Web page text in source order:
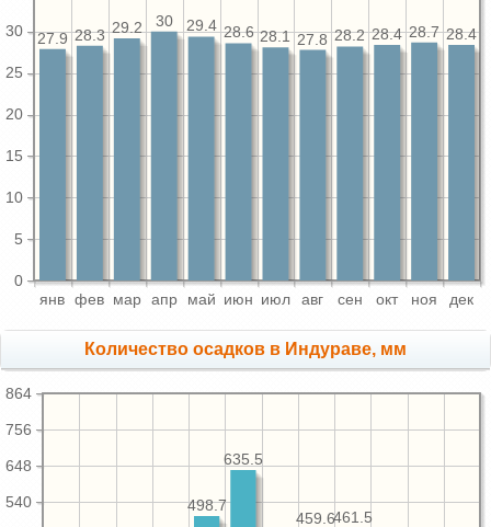
янв фев мар апр май июн июл авг сен окт ноя дек
0
5
10
15
20
25
30 28.4
28.7
28.4
28.2
27.8
28.1
28.6
29.4
30
29.2
28.3
27.9
Количество осадков в Индураве, мм
540
648
756
864
461.5
459.6
635.5
498.7